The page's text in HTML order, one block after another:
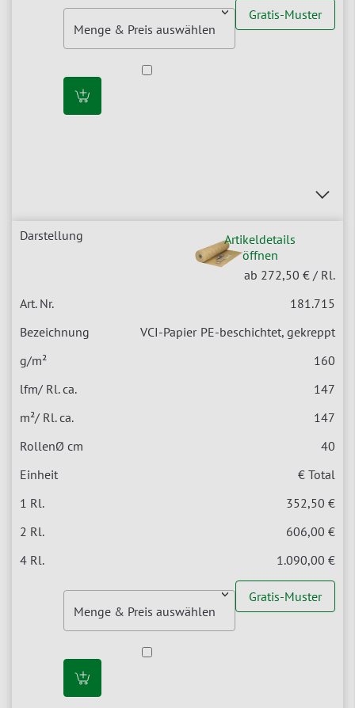
Gratis-Muster
Artikeldetails
öffnen
ab 272,50 € / Rl.
181.715
VCI-Papier PE-beschichtet, gekreppt
160
147
147
40
€ Total
352,50 €
606,00 €
1.090,00 €
Gratis-Muster